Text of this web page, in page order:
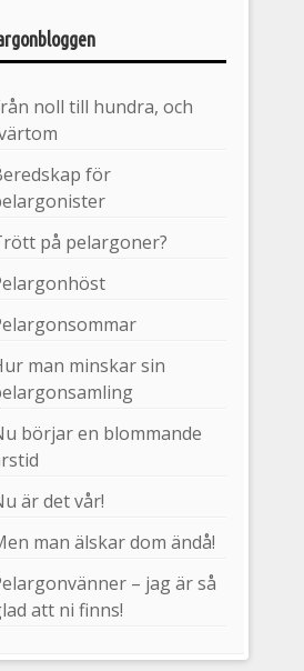
noll till hundra, och
för
på pelargoner?
man minskar sin
börjar en blommande
är det vår!
man älskar dom ändå!
– jag är så
att ni finns!